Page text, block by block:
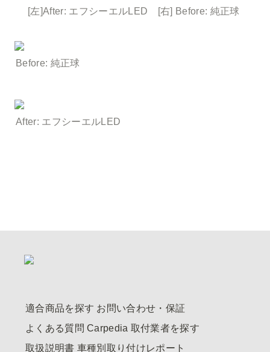
[左]After: エフシーエルLED　[右] Before: 純正球
Before: 純正球
After: エフシーエルLED
適合商品を探す お問い合わせ・保証
よくある質問 Carpedia 取付業者を探す
取扱説明書 車種別取り付けレポート